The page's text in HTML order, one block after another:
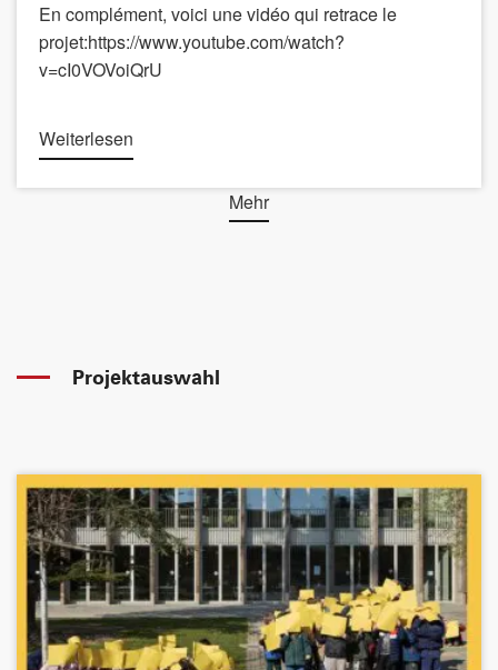
En complément, voici une vidéo qui retrace le
projet:https://www.youtube.com/watch?
v=cI0VOVoiQrU
Weiterlesen
Mehr
Projektauswahl